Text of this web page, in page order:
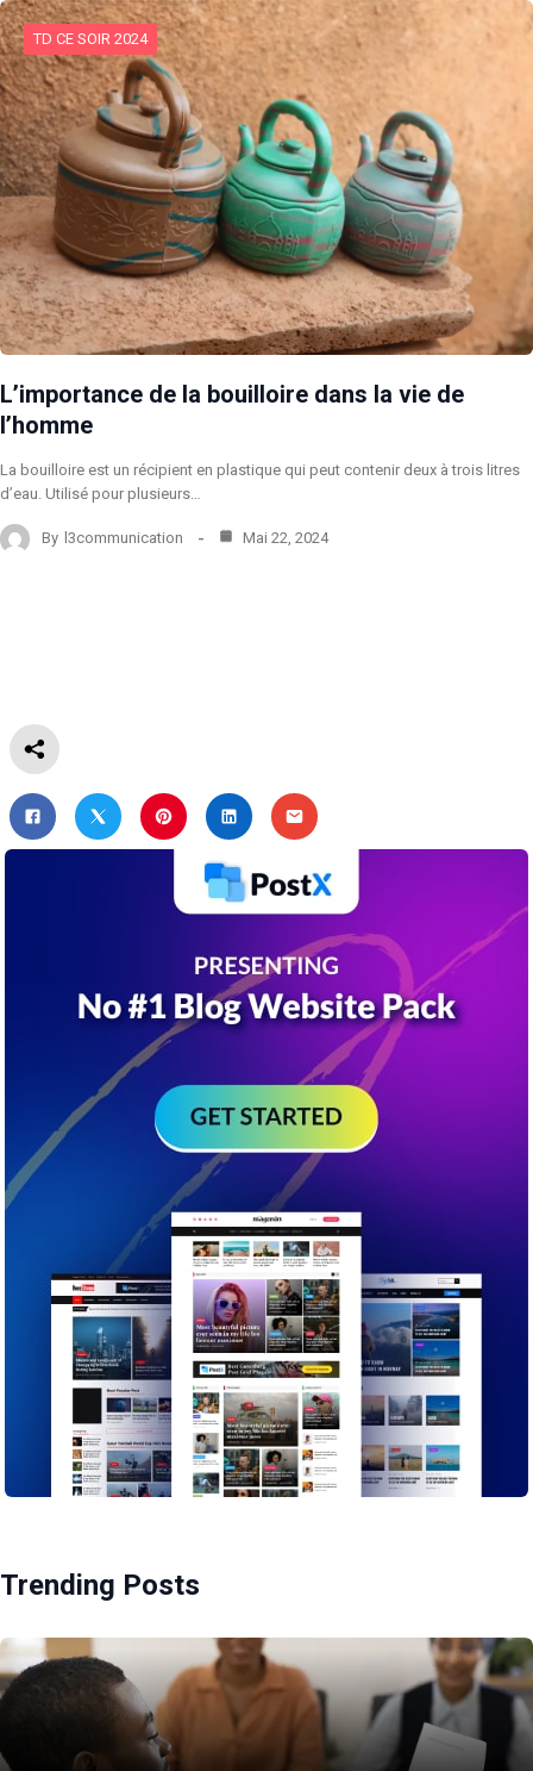
TD CE SOIR 2024
L’importance de la bouilloire dans la vie de
l’homme
La bouilloire est un récipient en plastique qui peut contenir deux à trois litres
d’eau. Utilisé pour plusieurs…
By l3communication Mai 22, 2024
Trending Posts